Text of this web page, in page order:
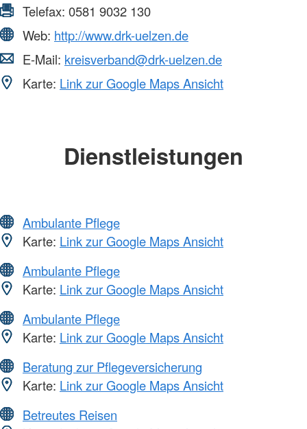
Telefax: 0581 9032 130
Web: http://www.drk-uelzen.de
E-Mail: kreisverband@drk-uelzen.de
Karte: Link zur Google Maps Ansicht
Dienstleistungen
Ambulante Pflege
Karte: Link zur Google Maps Ansicht
Ambulante Pflege
Karte: Link zur Google Maps Ansicht
Ambulante Pflege
Karte: Link zur Google Maps Ansicht
Beratung zur Pflegeversicherung
Karte: Link zur Google Maps Ansicht
Betreutes Reisen